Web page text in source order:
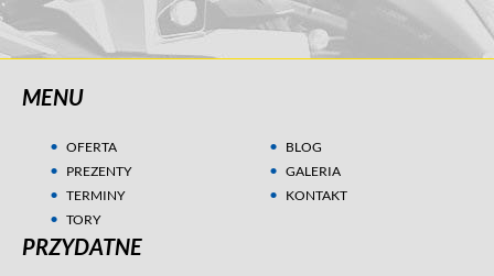
MENU
OFERTA
PREZENTY
TERMINY
TORY
BLOG
GALERIA
KONTAKT
PRZYDATNE